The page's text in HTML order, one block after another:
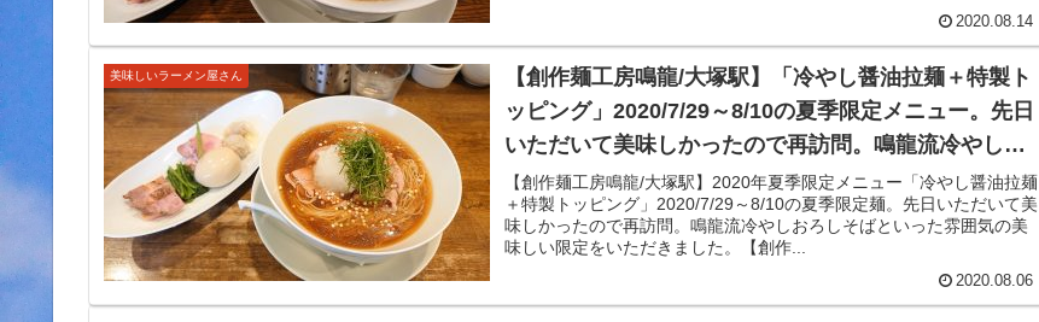
2020.08.14
美味しいラーメン屋さん
【創作麺工房鳴龍/大塚駅】「冷やし醤油拉麺＋特製ト
ッピング」2020/7/29～8/10の夏季限定メニュー。先日
いただいて美味しかったので再訪問。鳴龍流冷やしお
ろしそばといった雰囲気の美味しい限定をいただきま
した。
【創作麺工房鳴龍/大塚駅】2020年夏季限定メニュー「冷やし醤油拉麺
＋特製トッピング」2020/7/29～8/10の夏季限定麺。先日いただいて美
味しかったので再訪問。鳴龍流冷やしおろしそばといった雰囲気の美
味しい限定をいただきました。【創作...
2020.08.06